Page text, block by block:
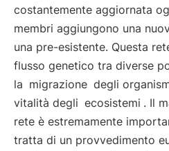
costantemente aggiornata
membri aggiungono una
una pre-esistente. Questa
flusso genetico tra diverse
la migrazione degli
vitalità degli ecosistemi . Il
rete è estremamente
tratta di un provvedimento